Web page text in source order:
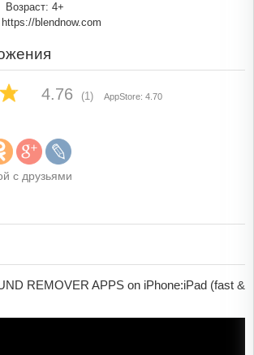
Возраст: 4+
blendnow.com
4.76 (1) AppStore: 4.70
с друзьями
REMOVER APPS on iPhone:iPad (fast &